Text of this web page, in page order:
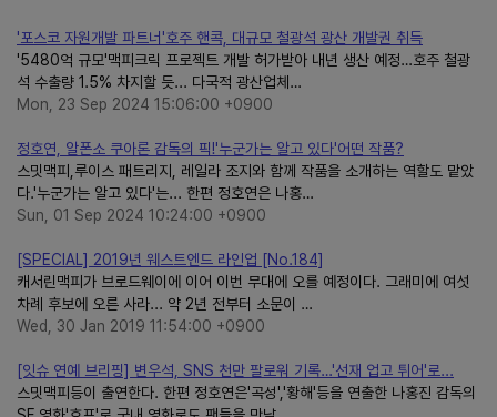
'포스코 자원개발 파트너'호주 핸콕, 대규모 철광석 광산 개발권 취득
'5480억 규모'맥피크릭 프로젝트 개발 허가받아 내년 생산 예정…호주 철광
석 수출량 1.5% 차지할 듯... 다국적 광산업체…
Mon, 23 Sep 2024 15:06:00 +0900
정호연, 알폰소 쿠아론 감독의 픽!'누군가는 알고 있다'어떤 작품?
스밋맥피,루이스 패트리지, 레일라 조지와 함께 작품을 소개하는 역할도 맡았
다.'누군가는 알고 있다'는... 한편 정호연은 나홍…
Sun, 01 Sep 2024 10:24:00 +0900
[SPECIAL] 2019년 웨스트엔드 라인업 [No.184]
캐서린맥피가 브로드웨이에 이어 이번 무대에 오를 예정이다. 그래미에 여섯
차례 후보에 오른 사라... 약 2년 전부터 소문이 …
Wed, 30 Jan 2019 11:54:00 +0900
[잇슈 연예 브리핑] 변우석, SNS 천만 팔로워 기록…'선재 업고 튀어'로...
스밋맥피등이 출연한다. 한편 정호연은'곡성','황해'등을 연출한 나홍진 감독의